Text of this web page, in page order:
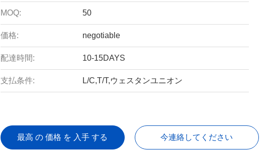
MOQ: 50
価格: negotiable
配達時間: 10-15DAYS
支払条件: L/C,T/T,ウェスタンユニオン
最高 の 価格 を 入手 する 今連絡してください